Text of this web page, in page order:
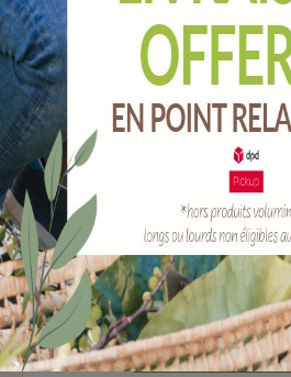
Jerrican en polyéthylène
Ref :
JPRJE10
EAN :3700194405038
Quantité :
Unité
-